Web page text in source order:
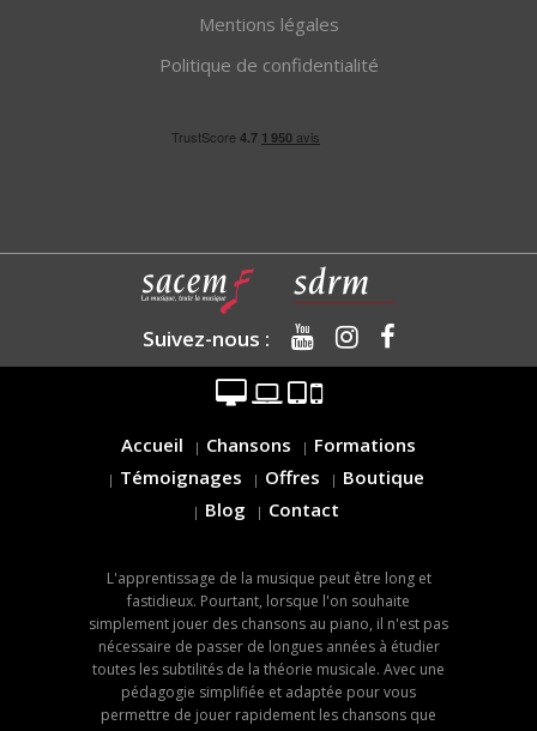
Mentions légales
Politique de confidentialité
Suivez-nous :
Accueil Chansons
Formations
Témoignages
Offres
Boutique
Blog
Contact
L'apprentissage de la musique peut être long et
fastidieux. Pourtant, lorsque l'on souhaite
simplement jouer des chansons au piano, il n'est pas
nécessaire de passer de longues années à étudier
toutes les subtilités de la théorie musicale. Avec une
pédagogie simplifiée et adaptée pour vous
permettre de jouer rapidement les chansons que